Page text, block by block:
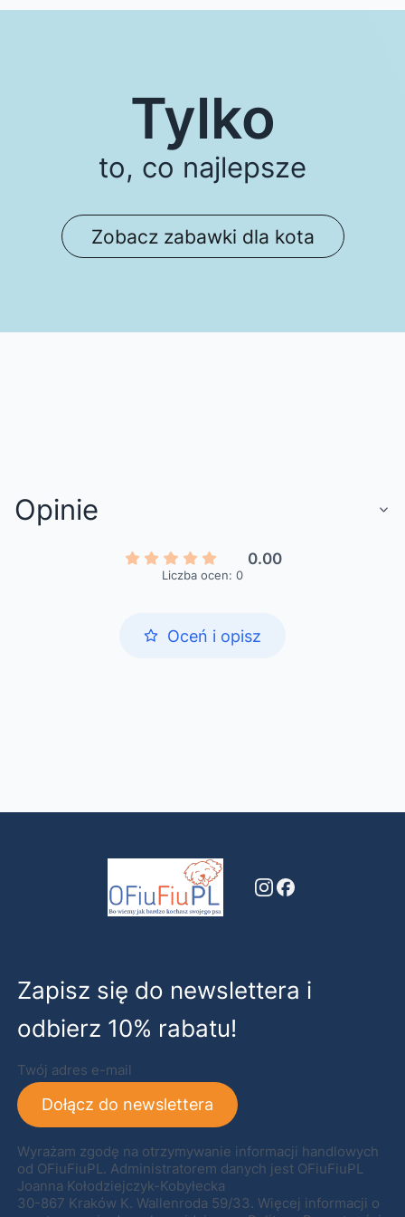
Tylko
to, co najlepsze
Zobacz zabawki dla kota
Opinie
0.00
Liczba ocen: 0
Oceń i opisz
Zapisz się do newslettera i
odbierz 10% rabatu!
Twój adres e-mail
Dołącz do newslettera
Wyrażam zgodę na otrzymywanie informacji handlowych
od OFiuFiuPL. Administratorem danych jest OFiuFiuPL
Joanna Kołodziejczyk-Kobyłecka
30-867 Kraków K. Wallenroda 59/33. Więcej informacji o